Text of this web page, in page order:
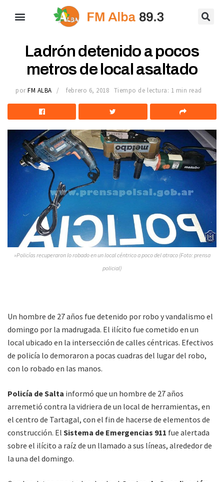
Ladrón detenido a pocos
metros de local asaltado
por FM ALBA febrero 6, 2018 Tiempo de lectura: 1 min read
»Policías recuperaron lo robado en un local céntrico a poco del atraco (Foto: prensa
policial)
Un hombre de 27 años fue detenido por robo y vandalismo el
domingo por la madrugada. El ilícito fue cometido en un
local ubicado en la intersección de calles céntricas. Efectivos
de policía lo demoraron a pocas cuadras del lugar del robo,
con lo robado en las manos.
Policía de Salta informó que un hombre de 27 años
arremetió contra la vidriera de un local de herramientas, en
el centro de Tartagal, con el fin de hacerse de elementos de
construcción. El Sistema de Emergencias 911 fue alertada
sobre el ilícito a raíz de un llamado a sus líneas, alrededor de
la una del domingo.